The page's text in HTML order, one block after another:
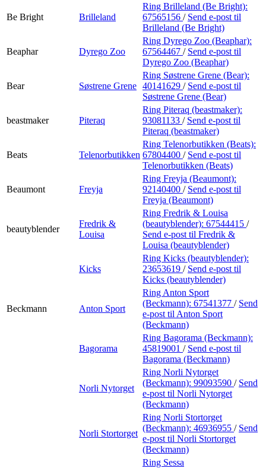
Be Bright Brilleland
Ring Brilleland (Be Bright):
67565156 / Send e-post til
Brilleland (Be Bright)
Beaphar Dyrego Zoo
Ring Dyrego Zoo (Beaphar):
67564467 / Send e-post til
Dyrego Zoo (Beaphar)
Bear Søstrene Grene
Ring Søstrene Grene (Bear):
40141629 / Send e-post til
Søstrene Grene (Bear)
beastmaker Piteraq
Ring Piteraq (beastmaker):
93081133 / Send e-post til
Piteraq (beastmaker)
Beats Telenorbutikken
Ring Telenorbutikken (Beats):
67804400 / Send e-post til
Telenorbutikken (Beats)
Beaumont Freyja
Ring Freyja (Beaumont):
92140400 / Send e-post til
Freyja (Beaumont)
beautyblender
Fredrik &
Louisa
Ring Fredrik & Louisa
(beautyblender): 67544415 /
Send e-post til Fredrik &
Louisa (beautyblender)
Kicks
Ring Kicks (beautyblender):
23653619 / Send e-post til
Kicks (beautyblender)
Beckmann Anton Sport
Ring Anton Sport
(Beckmann): 67541377 / Send
e-post til Anton Sport
(Beckmann)
Bagorama
Ring Bagorama (Beckmann):
45819001 / Send e-post til
Bagorama (Beckmann)
Norli Nytorget
Ring Norli Nytorget
(Beckmann): 99093590 / Send
e-post til Norli Nytorget
(Beckmann)
Norli Stortorget
Ring Norli Stortorget
(Beckmann): 46936955 / Send
e-post til Norli Stortorget
(Beckmann)
Ring Sessa